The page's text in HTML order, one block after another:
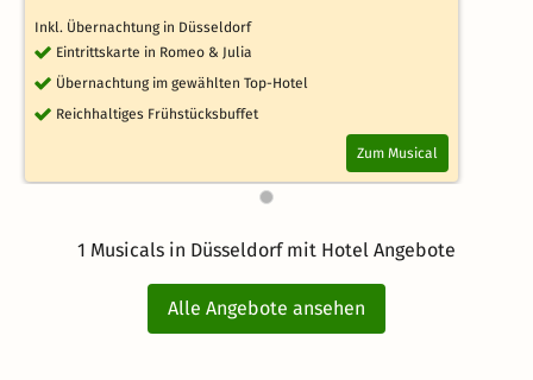
Inkl. Übernachtung in Düsseldorf
Eintrittskarte in Romeo & Julia
Übernachtung im gewählten Top-Hotel
Reichhaltiges Frühstücksbuffet
Zum Musical
1 Musicals in Düsseldorf mit Hotel Angebote
Alle Angebote ansehen